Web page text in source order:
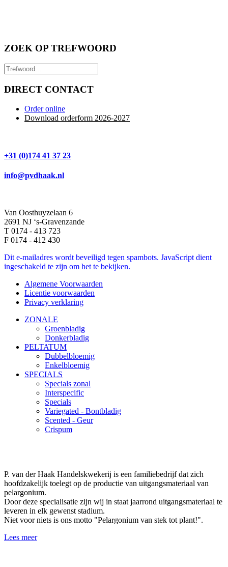
ZOEK OP TREFWOORD
DIRECT CONTACT
Order online
Download orderform 2026-2027
+31 (0)174 41 37 23
info@pvdhaak.nl
Van Oosthuyzelaan 6
2691 NJ ‘s-Gravenzande
T 0174 - 413 723
F 0174 - 412 430
Dit e-mailadres wordt beveiligd tegen spambots. JavaScript dient
ingeschakeld te zijn om het te bekijken.
Algemene Voorwaarden
Licentie voorwaarden
Privacy verklaring
ZONALE
Groenbladig
Donkerbladig
PELTATUM
Dubbelbloemig
Enkelbloemig
SPECIALS
Specials zonal
Interspecific
Specials
Variegated - Bontbladig
Scented - Geur
Crispum
P. van der Haak Handelskwekerij is een familiebedrijf dat zich
hoofdzakelijk toelegt op de productie van uitgangsmateriaal van
pelargonium.
Door deze specialisatie zijn wij in staat jaarrond uitgangsmateriaal te
leveren in elk gewenst stadium.
Niet voor niets is ons motto "Pelargonium van stek tot plant!".
Lees meer